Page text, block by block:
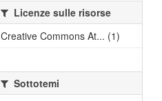
Licenze sulle risorse
Creative Commons At... (1)
Sottotemi